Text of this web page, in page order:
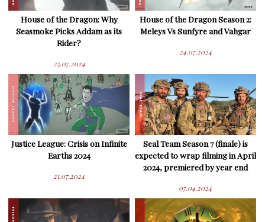
House of the Dragon: Why
Seasmoke Picks Addam as its
Rider?
25.07.2024
House of the Dragon Season 2:
Meleys Vs Sunfyre and Vahgar
24.07.2024
Justice League: Crisis on Infinite
Earths 2024
21.07.2024
Seal Team Season 7 (finale) is
expected to wrap filming in April
2024, premiered by year end
07.04.2024